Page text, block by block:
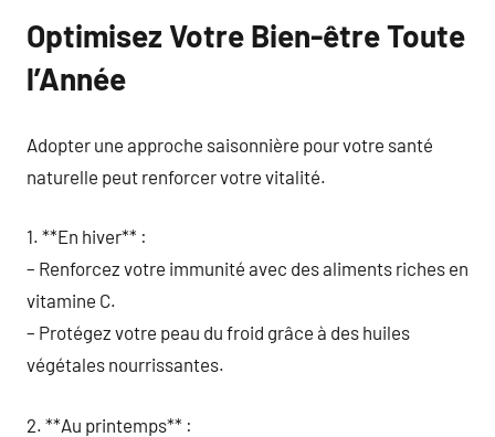
Optimisez Votre Bien-être Toute
l’Année
Adopter une approche saisonnière pour votre santé
naturelle peut renforcer votre vitalité.
1. **En hiver** :
– Renforcez votre immunité avec des aliments riches en
vitamine C.
– Protégez votre peau du froid grâce à des huiles
végétales nourrissantes.
2. **Au printemps** :